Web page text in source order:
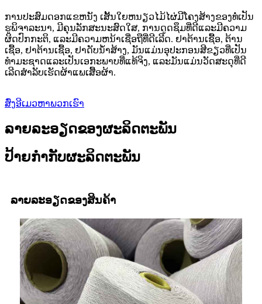
ການປະສົມດອກແຂຫນັງ ເສັ້ນໃຍຫນຽວໄມ້ໄຜ່ມີໂຄງສ້າງຂອງທໍ່ເປັນ
ຮູພິຈາລະນາ, ມີຄຸນລັກສະນະສົດໃສ, ການດູດຊຶມທີ່ດີແລະມີຄວາມ
ຜິດປົກກະຕິ, ແລະມີຄວາມຫນ້າເຊື່ອຖືທີ່ດີເລີດ. ຢາຕ້ານເຊື້ອ, ຕ້ານ
ເຊື້ອ, ຢາຕ້ານເຊື້ອ, ຢາດັບນ້ໍາສ້າງ, ມັນແມ່ນອຸປະກອນສີຂຽວທີ່ເປັນ
ທໍາມະຊາດແລະເປັນເອກະພາບທີ່ແທ້ຈິງ, ແລະມັນແມ່ນວັດສະດຸທີ່ດີ
ເລີດສໍາລັບເຮັດຜ້າແພເສື້ອຜ້າ.
ສົ່ງອີເມວຫາພວກເຮົາ
ລາຍລະອຽດຂອງຜະລິດຕະພັນ
ປ້າຍກໍາກັບຜະລິດຕະພັນ
ລາຍລະອຽດຂອງສິນຄ້າ